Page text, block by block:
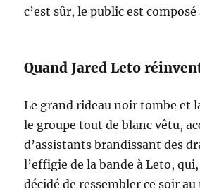
c’est sûr, le public est
Quand Jared Leto
Le grand rideau noir tombe et
le groupe tout de blanc vêtu,
d’assistants brandissant des
l’effigie de la bande à Leto,
décidé de ressembler ce soir